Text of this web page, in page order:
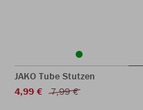
JAKO Tube Stutzen
4,99 €
7,99 €